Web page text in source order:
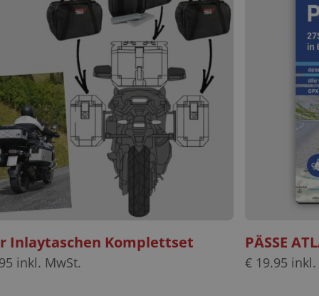
Inlaytaschen Komplettset
inkl. MwSt.
PÄSSE
€ 19.95 inkl.